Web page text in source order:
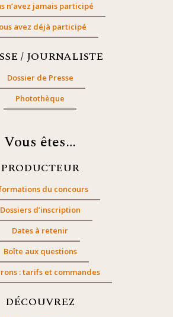
n’avez jamais participé
avez déjà participé
/ JOURNALISTE
Dossier de Presse
Photothèque
Vous êtes…
PRODUCTEUR
du concours
Dossiers d’inscription
Dates à retenir
Boîte aux questions
: tarifs et commandes
DÉCOUVREZ